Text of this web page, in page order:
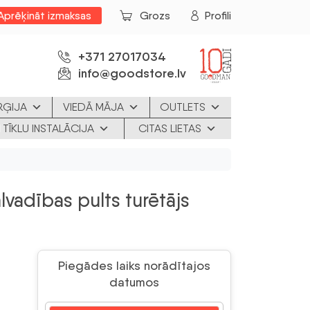
izmaksas Grozs Profili
+371 27017034
info@goodstore.lv
VIEDĀ MĀJA
OUTLETS
TĪKLU INSTALĀCIJA CITAS LIETAS
pults turētājs
Piegādes laiks norādītajos
datumos